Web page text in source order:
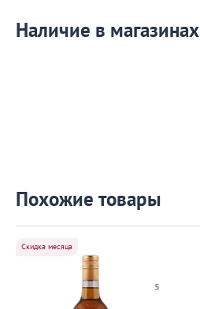
Наличие в магазинах
Похожие товары
5
Скидка месяца